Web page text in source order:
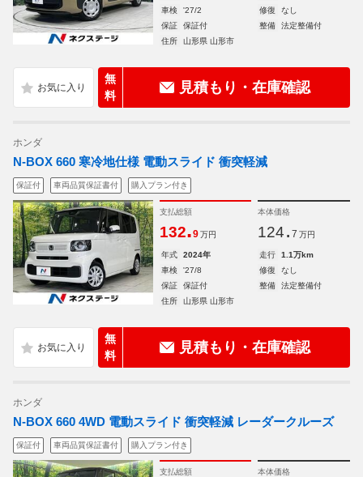
車検
'27/2 修復
なし
保証
保証付 整備
法定整備付
住所
山形県 山形市
無
料
見積もり・在庫確認
ホンダ
N-BOX 660 寒冷地仕様 電動スライド 衝突軽減
保証付 車両品質保証書付 購入プラン付き
支払総額
132.9 万円
本体価格
124. 7 万円
年式 2024年 走行
1.1万km
車検
'27/8 修復
なし
保証
保証付 整備
法定整備付
住所
山形県 山形市
無
料
見積もり・在庫確認
ホンダ
N-BOX 660 4WD 電動スライド 衝突軽減 レーダークルーズ
保証付 車両品質保証書付 購入プラン付き
支払総額 本体価格